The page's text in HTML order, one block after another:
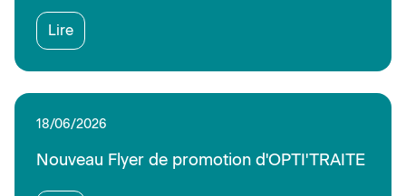
Lire
18/06/2026
Nouveau Flyer de promotion d'OPTI'TRAITE